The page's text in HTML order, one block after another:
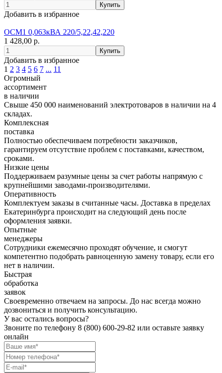
Добавить в избранное
ОСМ1 0,063кВА 220/5,22,42,220
1 428,00 р.
Добавить в избранное
1 2 3 4 5 6 7 ... 11
Огромный
ассортимент
в наличии
Свыше 450 000 наименований электротоваров в наличии на 4
складах.
Комплексная
поставка
Полностью обеспечиваем потребности заказчиков,
гарантируем отсутствие проблем с поставками, качеством,
сроками.
Низкие цены
Поддерживаем разумные цены за счет работы напрямую с
крупнейшими заводами-производителями.
Оперативность
Комплектуем заказы в считанные часы. Доставка в пределах
Екатеринбурга происходит на следующий день после
оформления заявки.
Опытные
менеджеры
Сотрудники ежемесячно проходят обучение, и смогут
компетентно подобрать равноценную замену товару, если его
нет в наличии.
Быстрая
обработка
заявок
Своевременно отвечаем на запросы. До нас всегда можно
дозвониться и получить консультацию.
У вас остались вопросы?
Звоните по телефону 8 (800) 600-29-82 или оставьте заявку
онлайн